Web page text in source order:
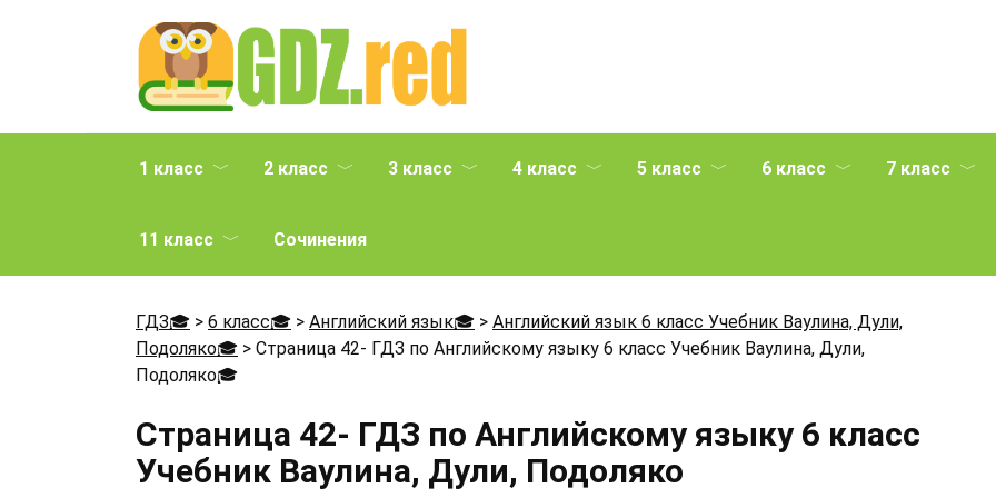
1 класс 2 класс 3 класс 4 класс 5 класс 6 класс 7 класс
11 класс Сочинения
ГДЗ🎓 > 6 класс🎓 > Английский язык🎓 > Английский язык 6 класс Учебник Ваулина, Дули,
Подоляко🎓 > Страница 42- ГДЗ по Английскому языку 6 класс Учебник Ваулина, Дули,
Подоляко🎓
Страница 42- ГДЗ по Английскому языку 6 класс
Учебник Ваулина, Дули, Подоляко